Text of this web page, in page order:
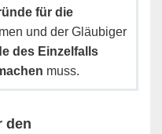
für die
und der Gläubiger
des Einzelfalls
muss.
den